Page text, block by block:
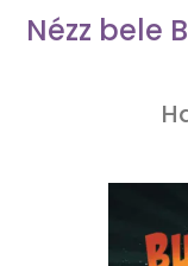
Nézz bele